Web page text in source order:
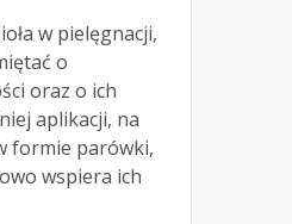
w pielęgnacji,
o
oraz o ich
aplikacji, na
formie parówki,
wspiera ich